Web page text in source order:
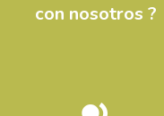
con nosotros ?